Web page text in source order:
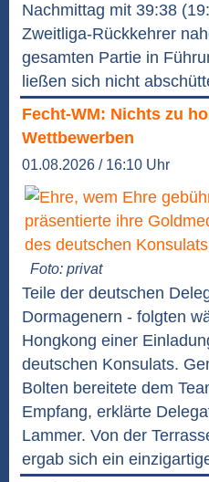
Nachmittag mit 39:38
Zweitliga-Rückkehrer
gesamten Partie in
ließen sich nicht
Fecht-WM: Nichts zu
Wettbewerben
01.08.2026 / 16:10 Uhr
Foto: privat
Teile der deutschen
Dormagenern - folgten
Hongkong einer
deutschen Konsulats.
Bolten bereitete dem
Empfang, erklärte
Lammer. Von der
ergab sich ein